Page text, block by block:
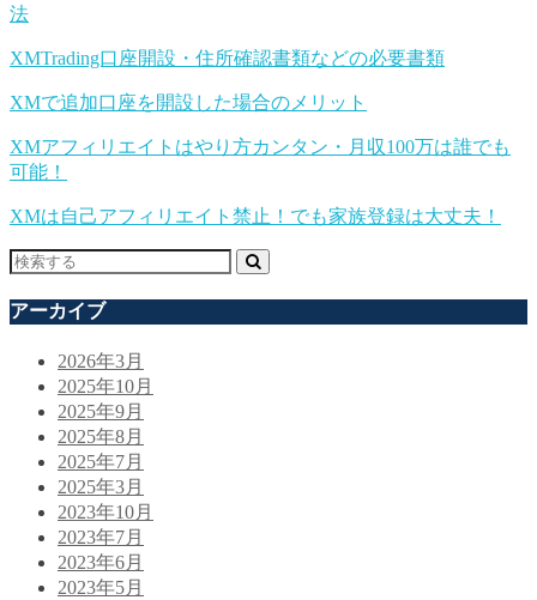
法
XMTrading口座開設・住所確認書類などの必要書類
XMで追加口座を開設した場合のメリット
XMアフィリエイトはやり方カンタン・月収100万は誰でも
可能！
XMは自己アフィリエイト禁止！でも家族登録は大丈夫！
アーカイブ
2026年3月
2025年10月
2025年9月
2025年8月
2025年7月
2025年3月
2023年10月
2023年7月
2023年6月
2023年5月